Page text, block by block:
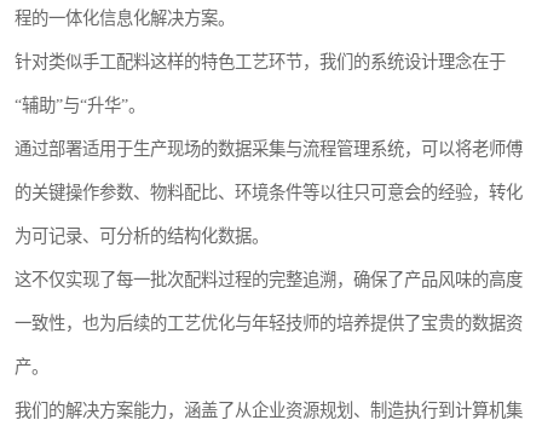
程的一体化信息化解决方案。
针对类似手工配料这样的特色工艺环节，我们的系统设计理念在于
“辅助”与“升华”。
通过部署适用于生产现场的数据采集与流程管理系统，可以将老师傅
的关键操作参数、物料配比、环境条件等以往只可意会的经验，转化
为可记录、可分析的结构化数据。
这不仅实现了每一批次配料过程的完整追溯，确保了产品风味的高度
一致性，也为后续的工艺优化与年轻技师的培养提供了宝贵的数据资
产。
我们的解决方案能力，涵盖了从企业资源规划、制造执行到计算机集